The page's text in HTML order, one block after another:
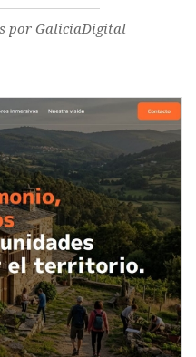
por GaliciaDigital